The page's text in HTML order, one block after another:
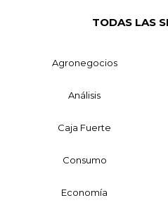
TODAS LAS
Agronegocios
Análisis
Caja Fuerte
Consumo
Economía